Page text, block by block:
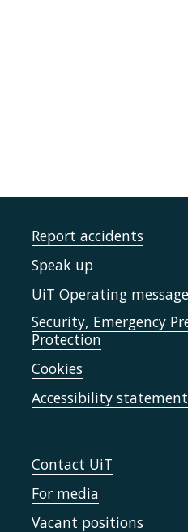
Report accidents
Speak up
UiT Operating
Security, Emergency
Protection
Cookies
Accessibility
Contact UiT
For media
Vacant positions